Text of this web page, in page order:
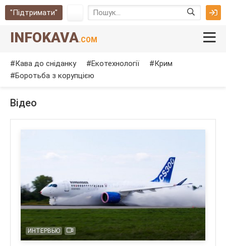
"Підтримати"
INFOKAVA.COM
Кава до сніданку Екотехнології
Крим
Боротьба з корупцією
Відео
ИНТЕРВЬЮ